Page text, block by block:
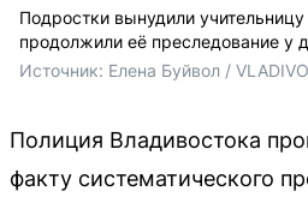
Подростки вынудили
продолжили её преследование у
Источник: Елена Буйвол /
Полиция Владивостока
факту систематического